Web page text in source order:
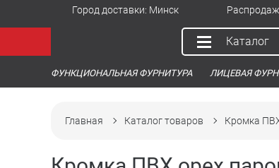
Город доставки: Минск
Каталог
ФУНКЦИОНАЛЬНАЯ ФУРНИТУРА ЛИЦЕВАЯ
Главная Каталог товаров Кромка